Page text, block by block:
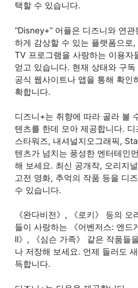
택할 수 있습니다.
“Disney+” 어플은 디즈니와 연
하게 감상할 수 있는 플랫폼으로
TV 프로그램을 사랑하는 이용자
얻고 있습니다. 현재 상태와 구
공식 웹사이트나 앱을 통해 확인
확합니다.
디즈니+는 취향에 따라 골라 볼
텐츠를 한데 모아 제공합니다.
스타워즈, 내셔널지오그래픽,
텐츠가 넘치는 풍성한 엔터테인
해 보세요. 최신 공개작, 오리지
고전 영화, 추억의 작품 등을 디
수 있습니다.
《완다비전》, 《로키》 등의 오
들이 사랑하는 《어벤저스: 엔드
II》, 《심슨 가족》 같은 작품들
나 저장해 보세요. 언제 들러도
득합니다.